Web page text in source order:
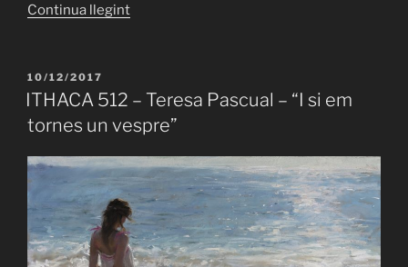
Continua llegint«ITHACA
Vilariño
–
“O
en
foren
nou”»
PUBLICAT
A
10/12/2017
ITHACA 512 – Teresa Pascual – “I si em
tornes un vespre”